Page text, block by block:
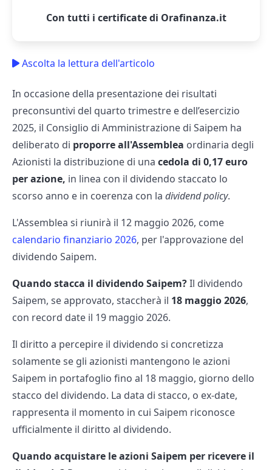
Con tutti i certificate di Orafinanza.it
Ascolta la lettura dell'articolo
In occasione della presentazione dei risultati
preconsuntivi del quarto trimestre e dell’esercizio
2025, il Consiglio di Amministrazione di Saipem ha
deliberato di proporre all'Assemblea ordinaria degli
Azionisti la distribuzione di una cedola di 0,17 euro
per azione, in linea con il dividendo staccato lo
scorso anno e in coerenza con la dividend policy.
L'Assemblea si riunirà il 12 maggio 2026, come
calendario finanziario 2026, per l'approvazione del
dividendo Saipem.
Quando stacca il dividendo Saipem?Il dividendo
Saipem, se approvato, staccherà il ​​18 maggio 2026,
con record date il 19 maggio 2026.
Il diritto a percepire il dividendo si concretizza
solamente se gli azionisti mantengono le azioni
Saipem in portafoglio fino al ​​18 maggio, giorno dello
stacco del dividendo. La data di stacco, o ex-date,
rappresenta il momento in cui Saipem riconosce
ufficialmente il diritto al dividendo.
Quando acquistare le azioni Saipem per ricevere il